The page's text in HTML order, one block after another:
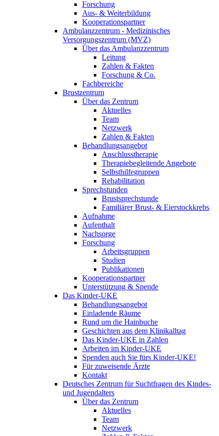
Forschung
Aus- & Weiterbildung
Kooperationspartner
Ambulanzzentrum - Medizinisches
Versorgungszentrum (MVZ)
Über das Ambulanzzentrum
Leitung
Zahlen & Fakten
Forschung & Co.
Fachbereiche
Brustzentrum
Über das Zentrum
Aktuelles
Team
Netzwerk
Zahlen & Fakten
Behandlungsangebot
Anschlusstherapie
Therapiebegleitende Angebote
Selbsthilfegruppen
Rehabilitation
Sprechstunden
Brustsprechstunde
Familiärer Brust- & Eierstockkrebs
Aufnahme
Aufenthalt
Nachsorge
Forschung
Arbeitsgruppen
Studien
Publikationen
Kooperationspartner
Unterstützung & Spende
Das Kinder-UKE
Behandlungsangebot
Einladende Räume
Rund um die Hainbuche
Geschichten aus dem Klinikalltag
Das Kinder-UKE in Zahlen
Arbeiten im Kinder-UKE
Spenden auch Sie fürs Kinder-UKE!
Für zuweisende Ärzte
Kontakt
Deutsches Zentrum für Suchtfragen des Kindes-
und Jugendalters
Über das Zentrum
Aktuelles
Team
Netzwerk